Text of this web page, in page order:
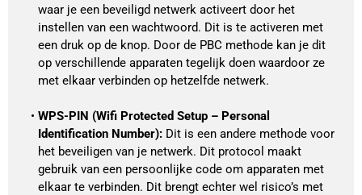
waar je een beveiligd netwerk activeert door het
instellen van een wachtwoord. Dit is te activeren met
een druk op de knop. Door de PBC methode kan je dit
op verschillende apparaten tegelijk doen waardoor ze
met elkaar verbinden op hetzelfde netwerk.
WPS-PIN (Wifi Protected Setup – Personal
Identification Number): Dit is een andere methode voor
het beveiligen van je netwerk. Dit protocol maakt
gebruik van een persoonlijke code om apparaten met
elkaar te verbinden. Dit brengt echter wel risico’s met